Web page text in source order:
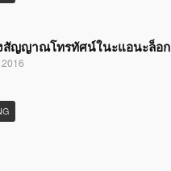
สัญญาณโทรทัศน์ในะแอนะล็อก